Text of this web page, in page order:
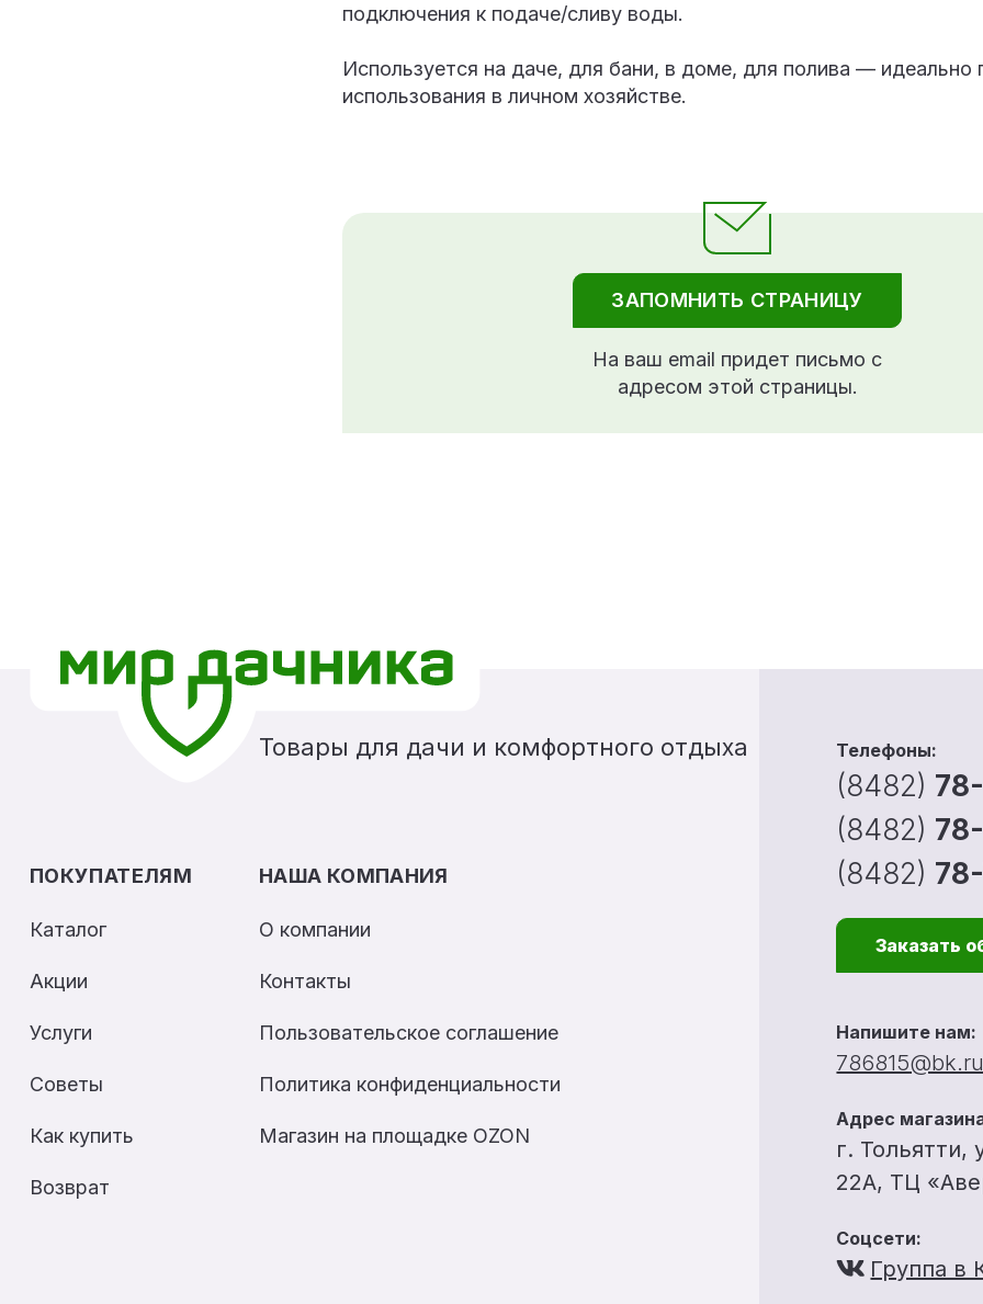
подключения к подаче/сливу воды.
Используется на даче, для бани, в доме, для полива — идеально
использования в личном хозяйстве.
ЗАПОМНИТЬ СТРАНИЦУ
На ваш email придет письмо с
адресом этой страницы.
Товары для дачи и комфортного отдыха
ПОКУПАТЕЛЯМ
Каталог
Акции
Услуги
Советы
Как купить
Возврат
НАША КОМПАНИЯ
О компании
Контакты
Пользовательское соглашение
Политика конфиденциальности
Магазин на площадке OZON
Телефоны:
(8482)
(8482)
(8482)
Заказать
Напишите нам:
786815@bk.ru
Адрес
г. Тольятти,
22А, ТЦ
Соцсети:
Группа в